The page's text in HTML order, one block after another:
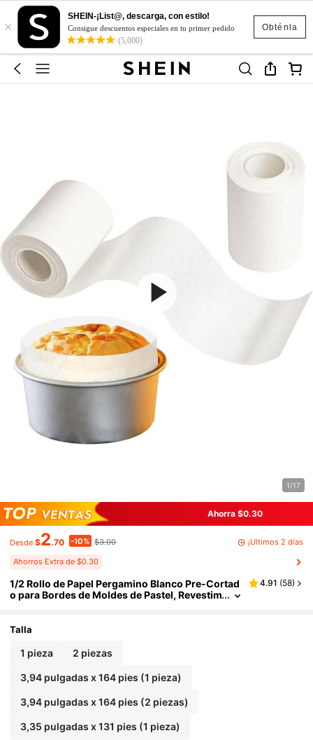
Obténla
×
SHEIN-¡List@, descarga, con estilo!
Consigue descuentos especiales en tu primer pedido
(5,000)
1/17
Ahorra $0.30
Desde $2.70 -10% $3.00 ¡Últimos 2 días
Ahorros Extra de $0.30
1/2 Rollo de Papel Pergamino Blanco Pre-Cortad
o para Bordes de Moldes de Pastel, Revestim
r para Moldes de Pastel Redondos y Moldes Des
do de Cumpleaños y Festividades
4.91 (58)
Talla
1 pieza 2 piezas
3,94 pulgadas x 164 pies (1 pieza)
3,94 pulgadas x 164 pies (2 piezas)
3,35 pulgadas x 131 pies (1 pieza)